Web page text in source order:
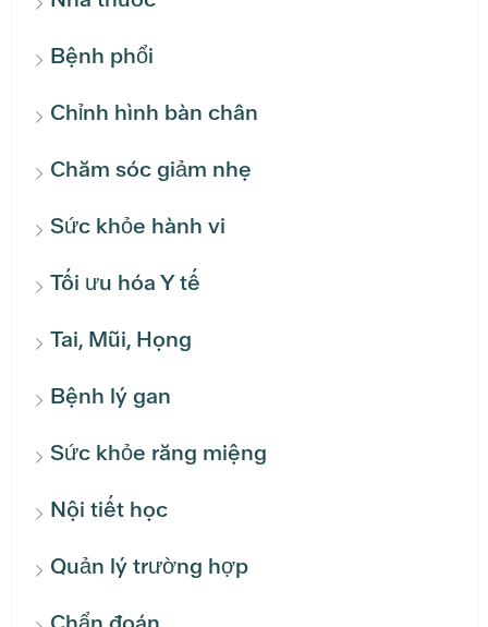
Bệnh phổi
Chỉnh hình bàn chân
Chăm sóc giảm nhẹ
Sức khỏe hành vi
Tối ưu hóa Y tế
Tai, Mũi, Họng
Bệnh lý gan
Sức khỏe răng miệng
Nội tiết học
Quản lý trường hợp